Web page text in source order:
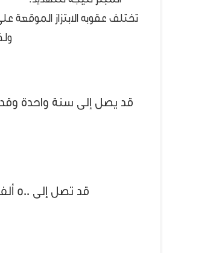
تختلف عقوبه الابتزاز الموقعة
قد يصل إلى سنة واحدة
قد تصل إلى 500 ألف ريال سعودي وقد تزيد أيضًا حسب خطورة الجريمة.